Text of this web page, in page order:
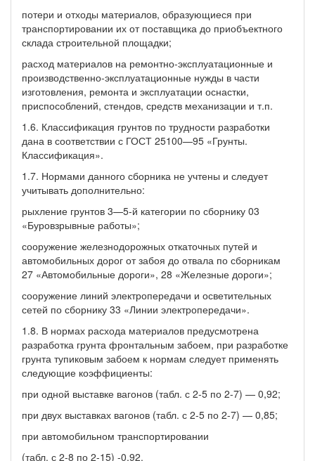
потери и отходы материалов, образующиеся при
транспортировании их от поставщика до приобъектного
склада строительной площадки;
расход материалов на ремонтно-эксплуатационные и
производственно-эксплуатационные нужды в части
изготовления, ремонта и эксплуатации оснастки,
приспособлений, стендов, средств механизации и т.п.
1.6. Классификация грунтов по трудности разработки
дана в соответствии с ГОСТ 25100—95 «Грунты.
Классификация».
1.7. Нормами данного сборника не учтены и следует
учитывать дополнительно:
рыхление грунтов 3—5-й категории по сборнику 03
«Буровзрывные работы»;
сооружение железнодорожных откаточных путей и
автомобильных дорог от забоя до отвала по сборникам
27 «Автомобильные дороги», 28 «Железные дороги»;
сооружение линий электропередачи и осветительных
сетей по сборнику 33 «Линии электропередачи».
1.8. В нормах расхода материалов предусмотрена
разработка грунта фронтальным забоем, при разработке
грунта тупиковым забоем к нормам следует применять
следующие коэффициенты:
при одной выставке вагонов (табл. с 2-5 по 2-7) — 0,92;
при двух выставках вагонов (табл. с 2-5 по 2-7) — 0,85;
при автомобильном транспортировании
(табл. с 2-8 по 2-15) -0,92.